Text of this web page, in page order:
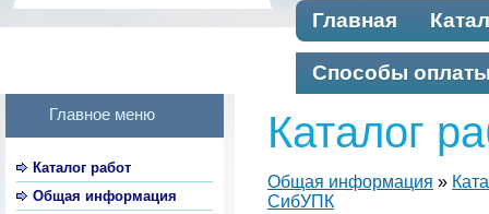
Главная
Способы
Главное меню
Каталог работ
Общая информация
Каталог
Общая информация »
СибУПК